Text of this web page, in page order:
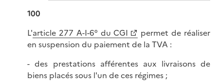
100
L'article 277 A-I-6° du CGI
permet de réaliser
en suspension du paiement de la TVA :
- des prestations afférentes aux livraisons de
biens placés sous l'un de ces régimes ;